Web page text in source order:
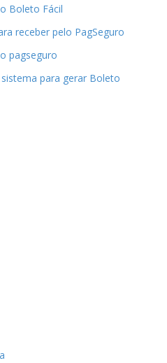
Boleto Fácil
receber pelo PagSeguro
pagseguro
para gerar Boleto